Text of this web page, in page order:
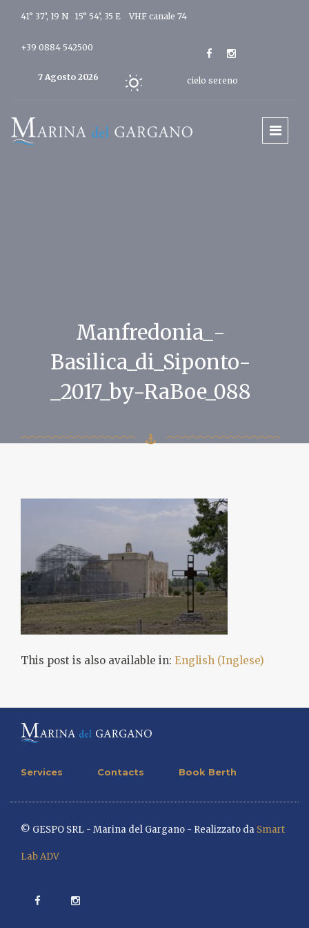
41° 37’, 19 N 15° 54’, 35 E VHF canale 74
+39 0884 542500
7 Agosto 2026 cielo sereno
Manfredonia_-
Basilica_di_Siponto-
_2017_by-RaBoe_088
This post is also available in: English (Inglese)
Services Contacts Book Berth
© GESPO SRL - Marina del Gargano - Realizzato da Smart
Lab ADV